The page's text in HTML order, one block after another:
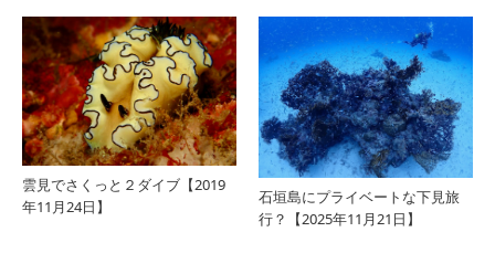
雲見でさくっと２ダイブ【2019
年11月24日】
石垣島にプライベートな下見旅
行？【2025年11月21日】